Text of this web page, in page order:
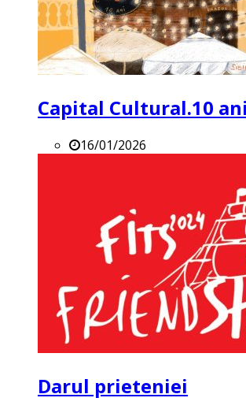
Capital Cultural.10 ani
16/01/2026
Darul prieteniei